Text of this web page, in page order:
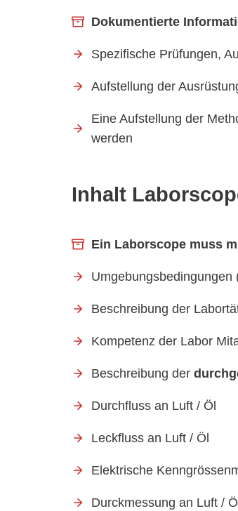
Dokumentierte
Spezifische Prüfungen,
Aufstellung der
Eine Aufstellung der
werden
Inhalt
Ein Laborscope muss
Umgebungsbedingungen
Beschreibung der
Kompetenz der Labor
Beschreibung der
Durchfluss an Luft / Öl
Leckfluss an Luft / Öl
Elektrische
Durckmessung an Luft / Öl